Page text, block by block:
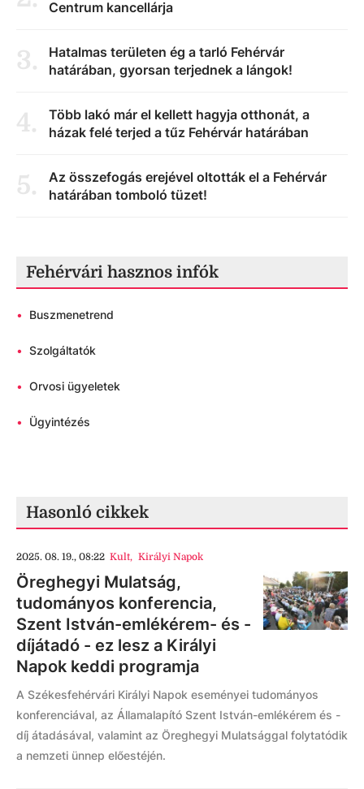
Centrum kancellárja
3.
Hatalmas területen ég a tarló Fehérvár
határában, gyorsan terjednek a lángok!
4.
Több lakó már el kellett hagyja otthonát, a
házak felé terjed a tűz Fehérvár határában
5.
Az összefogás erejével oltották el a Fehérvár
határában tomboló tüzet!
Fehérvári hasznos infók
• Buszmenetrend
• Szolgáltatók
• Orvosi ügyeletek
• Ügyintézés
Hasonló cikkek
2025. 08. 19., 08:22 Kult, Királyi Napok
Öreghegyi Mulatság,
tudományos konferencia,
Szent István-emlékérem- és -
díjátadó - ez lesz a Királyi
Napok keddi programja
A Székesfehérvári Királyi Napok eseményei tudományos
konferenciával, az Államalapító Szent István-emlékérem és -
díj átadásával, valamint az Öreghegyi Mulatsággal folytatódik
a nemzeti ünnep előestéjén.